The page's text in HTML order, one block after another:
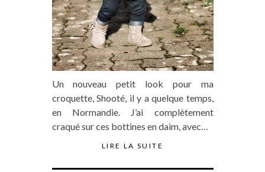
Un nouveau petit look pour ma
croquette, Shooté, il y a quelque temps,
en Normandie. J’ai complètement
craqué sur ces bottines en daim, avec…
LIRE LA SUITE